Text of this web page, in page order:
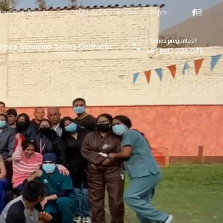
Lun - Dom : 8:00am -10:00 pm
Servicios Sedes Contacto +51 920 205 078
¿Tienes preguntas?